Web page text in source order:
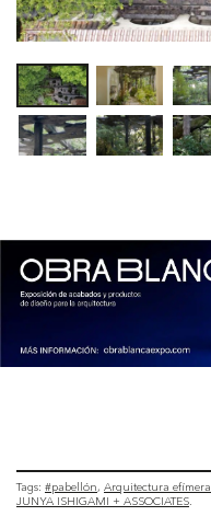
Tags: #pabellón Arquitectura efímera
JUNYA ISHIGAMI + ASSOCIATES